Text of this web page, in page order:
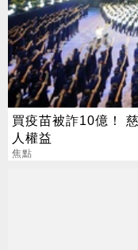
買疫苗被詐10億！
人權益
焦點